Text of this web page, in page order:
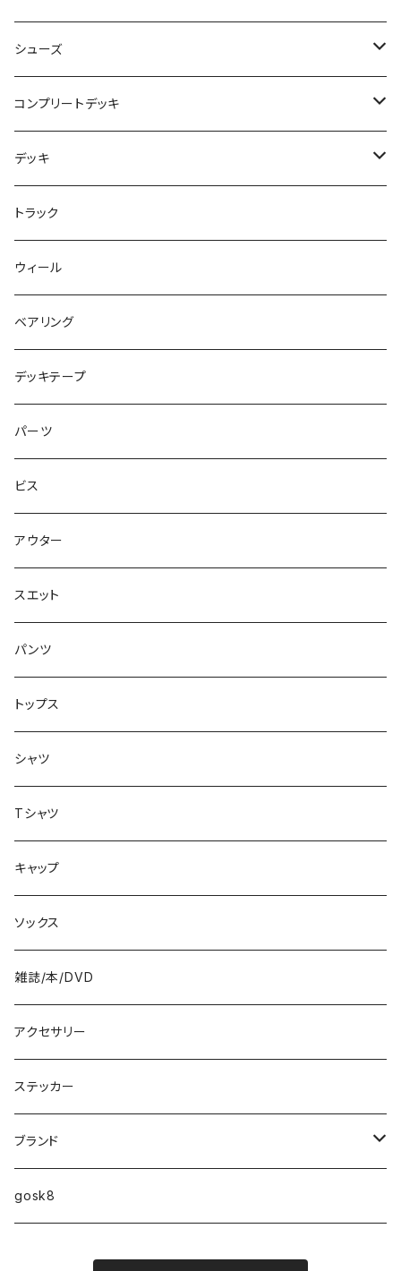
NBD CUSTOMIZED
USED ITEM
Tシャツ
パンツ
キャップ
アウター
シャツ
トップス
スエット
ソックス
アンダーウェア
アクセサリー
シューズ
バッグ
シューズ
キッズシューズ
NIKE SB ORANGE LABEL/ISO
NIKE SB ISHOD2
NIKE SB PS8
NIKE SB DUNK
NM933
ゴツいシューズ最高！
Small Shoes
コンプリートデッキ
HI5のパーツセット
エントリーモデルコンプリート
7.7インチ
8インチ
8.2インチ
デッキ
7インチ
7.2インチ
7.3インチ
7.5インチ
7.7インチ
7.8インチ
7.9インチ
8インチ
8.1インチ
8.2インチ
8.3インチ
8.4インチ
8.5インチ
8.6インチ
8.7インチ
9インチ
9.2インチ
10インチ
ファンシェイプ
トラック
ウィール
ベアリング
デッキテープ
パーツ
ビス
アウター
スエット
パンツ
トップス
シャツ
Tシャツ
キャップ
ソックス
雑誌/本/DVD
アクセサリー
ステッカー
ブランド
HIGHFIVE
gosk8